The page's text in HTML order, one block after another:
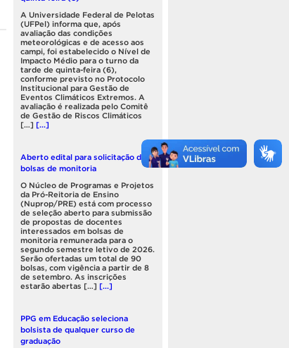
A Universidade Federal de Pelotas
(UFPel) informa que, após
avaliação das condições
meteorológicas e de acesso aos
campi, foi estabelecido o Nível de
Impacto Médio para o turno da
tarde de quinta-feira (6),
conforme previsto no Protocolo
Institucional para Gestão de
Eventos Climáticos Extremos. A
avaliação é realizada pelo Comitê
de Gestão de Riscos Climáticos
[…] [...]
Aberto edital para solicitação de
bolsas de monitoria
O Núcleo de Programas e Projetos
da Pró-Reitoria de Ensino
(Nuprop/PRE) está com processo
de seleção aberto para submissão
de propostas de docentes
interessados em bolsas de
monitoria remunerada para o
segundo semestre letivo de 2026.
Serão ofertadas um total de 90
bolsas, com vigência a partir de 8
de setembro. As inscrições
estarão abertas […] [...]
PPG em Educação seleciona
bolsista de qualquer curso de
graduação